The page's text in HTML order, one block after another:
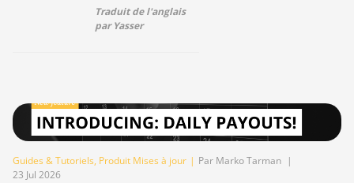
Traduit de l'anglais
par Yasser
Guides & Tutoriels, Produit Mises à jour | Par Marko Tarman |
23 Jul 2026